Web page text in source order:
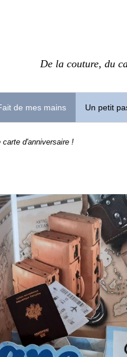
De la couture, du
de mes mains Un petit
carte d'anniversaire !